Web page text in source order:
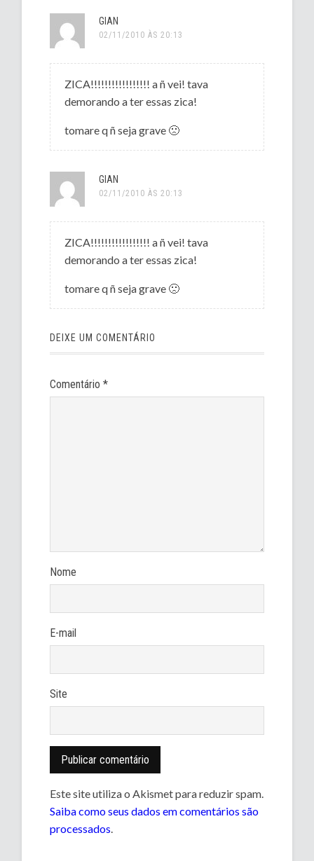
GIAN
02/11/2010 ÀS 20:13
ZICA!!!!!!!!!!!!!!!!! a ñ vei! tava
demorando a ter essas zica!
tomare q ñ seja grave 🙁
GIAN
02/11/2010 ÀS 20:13
ZICA!!!!!!!!!!!!!!!!! a ñ vei! tava
demorando a ter essas zica!
tomare q ñ seja grave 🙁
DEIXE UM COMENTÁRIO
Comentário*
Nome
E-mail
Site
Este site utiliza o Akismet para reduzir spam.
Saiba como seus dados em comentários são
processados.